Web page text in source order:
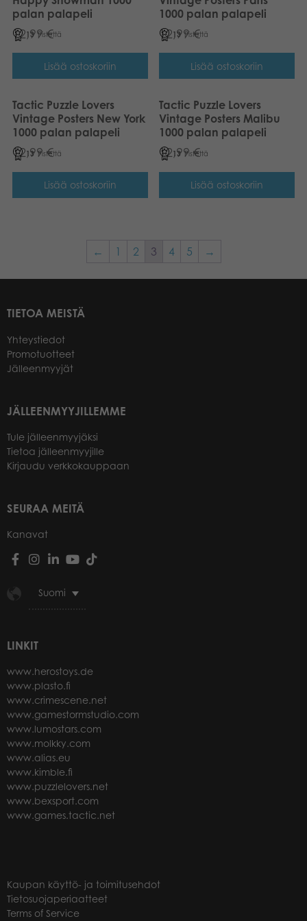
palan palapeli
12,99€
13 Pistettä
Lisää ostoskoriin
1000 palan palapeli
12,99€
13 Pistettä
Lisää ostoskoriin
Tactic Puzzle Lovers
Vintage Posters New York
1000 palan palapeli
12,99€
13 Pistettä
Lisää ostoskoriin
Tactic Puzzle Lovers
Vintage Posters Malibu
1000 palan palapeli
12,99€
13 Pistettä
Lisää ostoskoriin
← 1 2 3 4 5 →
TIETOA MEISTÄ
Yhteystiedot
Promotuotteet
Jälleenmyyjät
JÄLLEENMYYJILLEMME
Tule jälleenmyyjäksi
Tietoa jälleenmyyjille
Kirjaudu verkkokauppaan
SEURAA MEITÄ
Kanavat
Suomi
LINKIT
www.herostoys.de
www.plasto.fi
www.crimescene.net
www.gamestormstudio.com
www.lumostars.com
www.molkky.com
www.alias.eu
www.kimble.fi
www.puzzlelovers.net
www.bexsport.com
www.games.tactic.net
Kaupan käyttö- ja toimitusehdot
Tietosuojaperiaatteet
Terms of Service